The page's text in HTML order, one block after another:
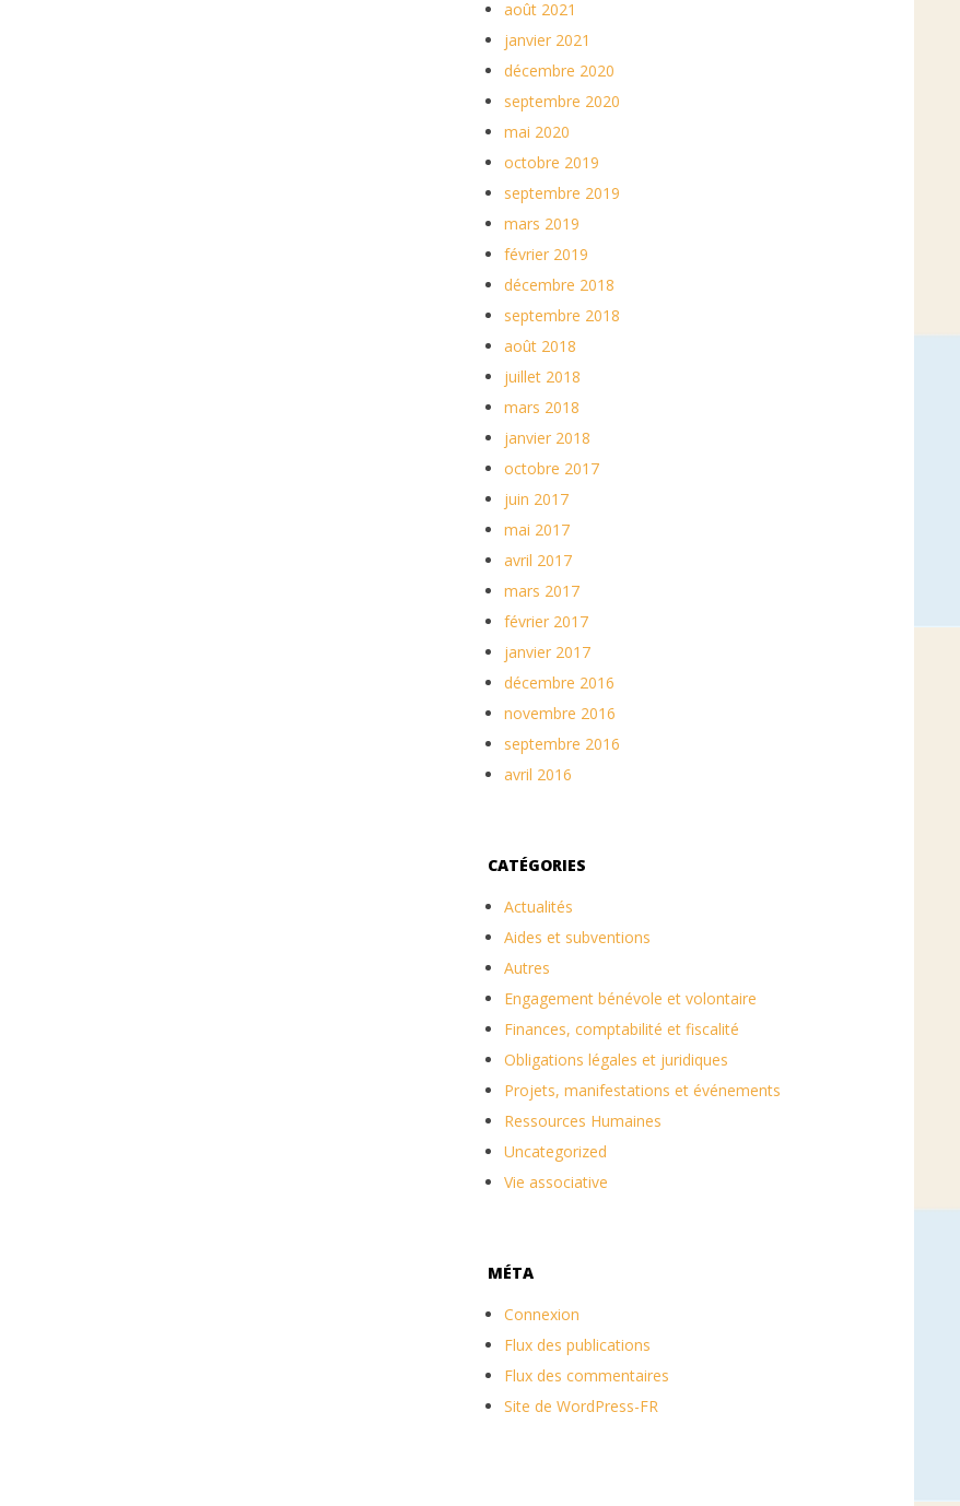
août 2021
janvier 2021
décembre 2020
septembre 2020
mai 2020
octobre 2019
septembre 2019
mars 2019
février 2019
décembre 2018
septembre 2018
août 2018
juillet 2018
mars 2018
janvier 2018
octobre 2017
juin 2017
mai 2017
avril 2017
mars 2017
février 2017
janvier 2017
décembre 2016
novembre 2016
septembre 2016
avril 2016
CATÉGORIES
Actualités
Aides et subventions
Autres
Engagement bénévole et volontaire
Finances, comptabilité et fiscalité
Obligations légales et juridiques
Projets, manifestations et événements
Ressources Humaines
Uncategorized
Vie associative
MÉTA
Connexion
Flux des publications
Flux des commentaires
Site de WordPress-FR